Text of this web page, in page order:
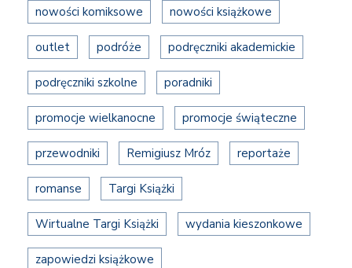
nowości komiksowe nowości książkowe
outlet podróże podręczniki akademickie
podręczniki szkolne poradniki
promocje wielkanocne promocje świąteczne
przewodniki Remigiusz Mróz reportaże
romanse Targi Książki
Wirtualne Targi Książki wydania kieszonkowe
zapowiedzi książkowe